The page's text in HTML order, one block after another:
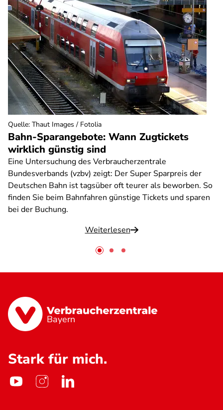
Bahn-Sparangebote: Wann Zugtickets
wirklich günstig sind
Eine Untersuchung des Verbraucherzentrale
Bundesverbands (vzbv) zeigt: Der Super Sparpreis der
Deutschen Bahn ist tagsüber oft teurer als beworben. So
finden Sie beim Bahnfahren günstige Tickets und sparen
bei der Buchung.
Weiterlesen
Quelle: Thaut Images / Fotolia
Bayern
Stark für mich.